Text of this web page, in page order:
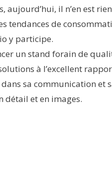
il n’en est
tendances de
y participe.
un stand forain de
à l’excellent
sa communication et
détail et en images.